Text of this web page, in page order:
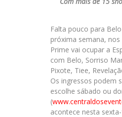
Falta pouco para
próxima semana,
Prime vai ocupar a
com Belo, Sorriso
Pixote, Tiee,
Os ingressos podem
escolhe sábado ou
(
acontece nesta